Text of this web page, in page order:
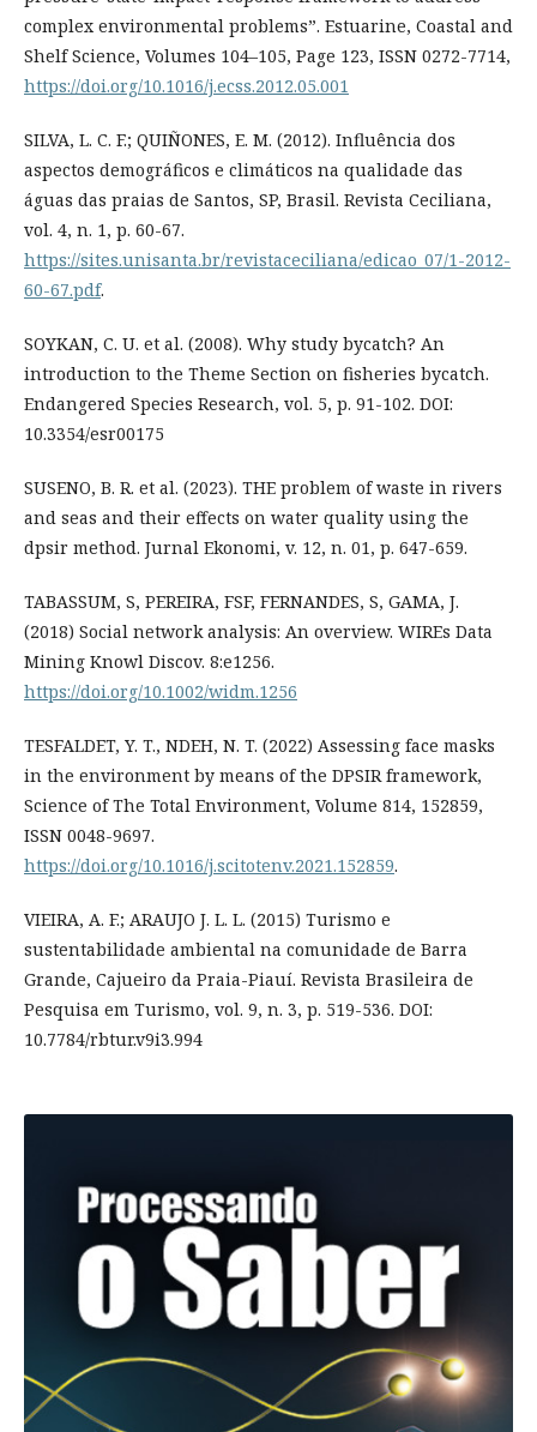
complex environmental problems”. Estuarine, Coastal and
Shelf Science, Volumes 104–105, Page 123, ISSN 0272-7714,
https://doi.org/10.1016/j.ecss.2012.05.001
SILVA, L. C. F.; QUIÑONES, E. M. (2012). Influência dos
aspectos demográficos e climáticos na qualidade das
águas das praias de Santos, SP, Brasil. Revista Ceciliana,
vol. 4, n. 1, p. 60-67.
https://sites.unisanta.br/revistaceciliana/edicao_07/1-2012-
60-67.pdf.
SOYKAN, C. U. et al. (2008). Why study bycatch? An
introduction to the Theme Section on fisheries bycatch.
Endangered Species Research, vol. 5, p. 91-102. DOI:
10.3354/esr00175
SUSENO, B. R. et al. (2023). THE problem of waste in rivers
and seas and their effects on water quality using the
dpsir method. Jurnal Ekonomi, v. 12, n. 01, p. 647-659.
TABASSUM, S, PEREIRA, FSF, FERNANDES, S, GAMA, J.
(2018) Social network analysis: An overview. WIREs Data
Mining Knowl Discov. 8:e1256.
https://doi.org/10.1002/widm.1256
TESFALDET, Y. T., NDEH, N. T. (2022) Assessing face masks
in the environment by means of the DPSIR framework,
Science of The Total Environment, Volume 814, 152859,
ISSN 0048-9697.
https://doi.org/10.1016/j.scitotenv.2021.152859.
VIEIRA, A. F.; ARAUJO J. L. L. (2015) Turismo e
sustentabilidade ambiental na comunidade de Barra
Grande, Cajueiro da Praia-Piauí. Revista Brasileira de
Pesquisa em Turismo, vol. 9, n. 3, p. 519-536. DOI:
10.7784/rbtur.v9i3.994